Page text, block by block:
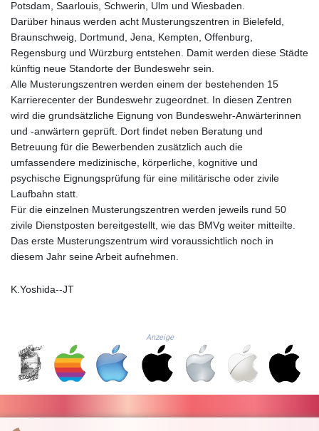
IMP 0.8566
INR 110.076256
IQD
1509.981237
IRR
1590322.371805
ISK 142.598215
JEP 0.8566
JMD 183.057725
JOD 0.819746
JPY 182.445186
KES 149.158147
KHR
4681.941823
KMF 492.514185
KRW
LAK
26025.676609
LBP
103223.017367
LKR 386.635196
Potsdam, Saarlouis, Schwerin, Ulm und Wiesbaden.
Darüber hinaus werden acht Musterungszentren in Bielefeld,
Braunschweig, Dortmund, Jena, Kempten, Offenburg,
Regensburg und Würzburg entstehen. Damit werden diese Städte
künftig neue Standorte der Bundeswehr sein.
Alle Musterungszentren werden einem der bestehenden 15
Karrierecenter der Bundeswehr zugeordnet. In diesen Zentren
wird die grundsätzliche Eignung von Bundeswehr-Anwärterinnen
und -anwärtern geprüft. Dort findet neben Beratung und
Betreuung für die Bewerbenden zusätzlich auch die
umfassendere medizinische, körperliche, kognitive und
psychische Eignungsprüfung für eine militärische oder zivile
Laufbahn statt.
Für die einzelnen Musterungszentren werden jeweils rund 50
zivile Dienstposten bereitgestellt, wie das BMVg weiter mitteilte.
Das erste Musterungszentrum wird voraussichtlich noch in
diesem Jahr seine Arbeit aufnehmen.
K.Yoshida--JT
Anzeige